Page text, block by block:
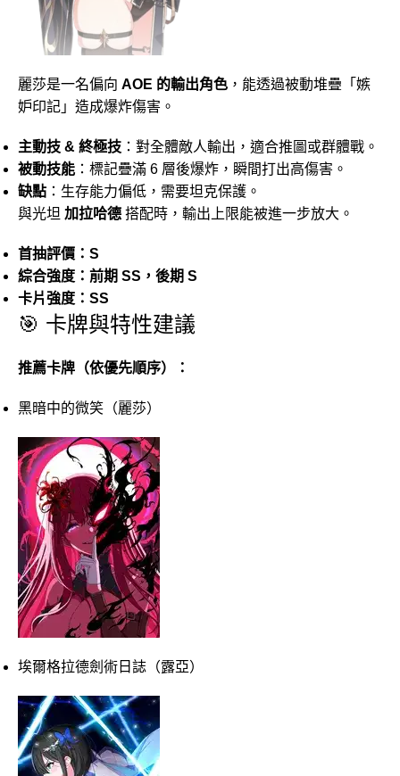
麗莎是一名偏向 AOE 的輸出角色 ，能透過被動堆疊「嫉
妒印記」造成爆炸傷害。
主動技 & 終極技 ：對全體敵人輸出，適合推圖或群體戰。
被動技能 ：標記疊滿 6 層後爆炸，瞬間打出高傷害。
缺點 ：生存能力偏低，需要坦克保護。
與光坦 加拉哈德 搭配時，輸出上限能被進一步放大。
首抽評價：S
綜合強度：前期 SS，後期 S
卡片強度：SS
🎯 卡牌與特性建議
推薦卡牌（依優先順序）：
黑暗中的微笑（麗莎）
埃爾格拉德劍術日誌（露亞）